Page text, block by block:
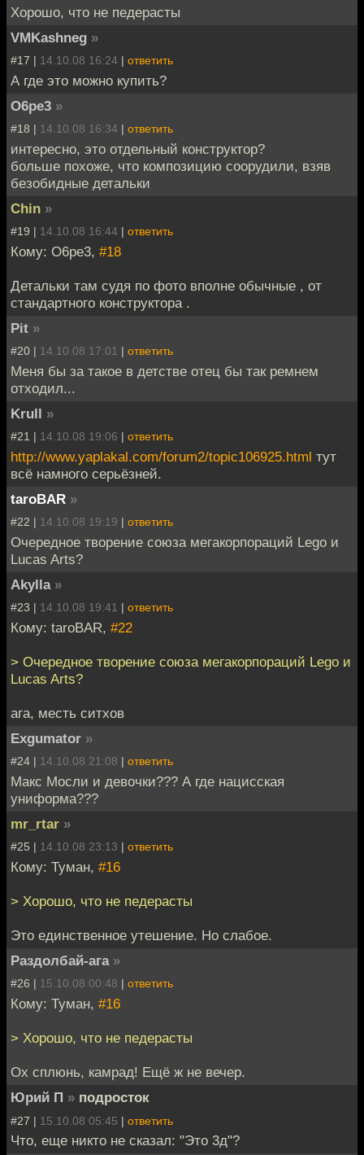
Хорошо, что не педерасты
VMKashneg »
#17 | 14.10.08 16:24 | ответить
А где это можно купить?
O6pe3 »
#18 | 14.10.08 16:34 | ответить
интересно, это отдельный конструктор?
больше похоже, что композицию соорудили, взяв
безобидные детальки
Chin »
#19 | 14.10.08 16:44 | ответить
Кому: O6pe3, #18
Детальки там судя по фото вполне обычные , от
стандартного конструктора .
Pit »
#20 | 14.10.08 17:01 | ответить
Меня бы за такое в детстве отец бы так ремнем
отходил...
Krull »
#21 | 14.10.08 19:06 | ответить
http://www.yaplakal.com/forum2/topic106925.html тут
всё намного серьёзней.
taroBAR »
#22 | 14.10.08 19:19 | ответить
Очередное творение союза мегакорпораций Lego и
Lucas Arts?
Akylla »
#23 | 14.10.08 19:41 | ответить
Кому: taroBAR, #22
> Очередное творение союза мегакорпораций Lego и
Lucas Arts?
ага, месть ситхов
Exgumator »
#24 | 14.10.08 21:08 | ответить
Макс Мосли и девочки??? А где нацисская
униформа???
mr_rtar »
#25 | 14.10.08 23:13 | ответить
Кому: Туман, #16
> Хорошо, что не педерасты
Это единственное утешение. Но слабое.
Раздолбай-ага »
#26 | 15.10.08 00:48 | ответить
Кому: Туман, #16
> Хорошо, что не педерасты
Ох сплюнь, камрад! Ещё ж не вечер.
Юрий П » подросток
#27 | 15.10.08 05:45 | ответить
Что, еще никто не сказал: "Это 3д"?